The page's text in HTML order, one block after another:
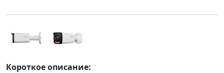
Короткое описание: